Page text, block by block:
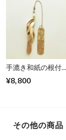
手漉き和紙の根付
¥8,800
その他の商品